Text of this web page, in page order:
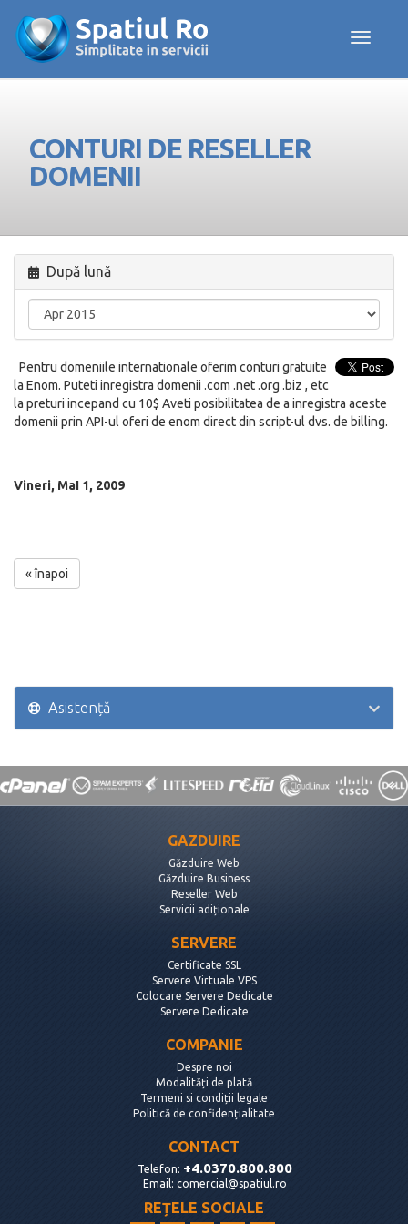
Toggle
CONTURI DE RESELLER
DOMENII
După lună
Pentru domeniile internationale oferim conturi gratuite
la Enom. Puteti inregistra domenii .com .net .org .biz , etc
la preturi incepand cu 10$ Aveti posibilitatea de a inregistra aceste
domenii prin API-ul oferi de enom direct din script-ul dvs. de billing.
Vineri, MaI 1, 2009
« înapoi
Asistență
GAZDUIRE
Găzduire Web
Găzduire Business
Reseller Web
Servicii adiționale
SERVERE
Certificate SSL
Servere Virtuale VPS
Colocare Servere Dedicate
Servere Dedicate
COMPANIE
Despre noi
Modalități de plată
Termeni si condiții legale
Politică de confidențialitate
CONTACT
Telefon: +4.0370.800.800
Email: comercial@spatiul.ro
REȚELE SOCIALE